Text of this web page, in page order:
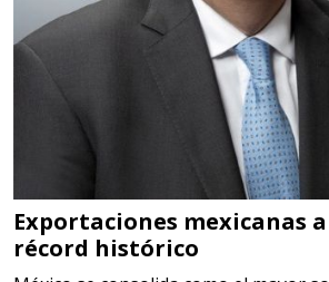
Empresa en Querétaro
HERRAMIENTAS DE
TORQUE CONTROLADO,
MECANICOS,
DIGITALES,
PARA PUNTAS,
Exportaciones mexicanas
récord histórico